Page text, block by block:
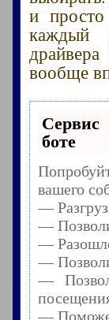
и
каждый
вообще
Сервис
боте
вашего
—
—
—
—
—
—